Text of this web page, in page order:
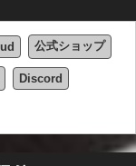
公式ショップ
Discord